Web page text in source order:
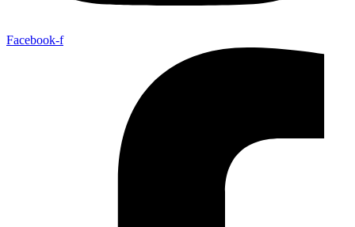
Facebook-f